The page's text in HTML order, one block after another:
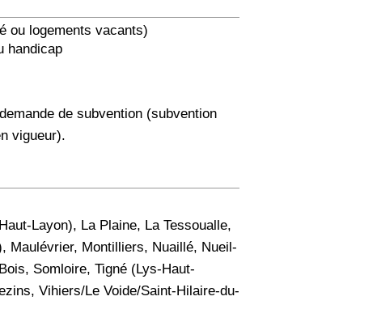
ou logements vacants)
handicap
de subvention (subvention
vigueur).
Layon), La Plaine, La Tessoualle,
Maulévrier, Montilliers, Nuaillé, Nueil-
Somloire, Tigné (Lys-Haut-
Vihiers/Le Voide/Saint-Hilaire-du-